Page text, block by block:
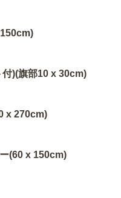
付)(旗部10 x 30cm)
x 270cm)
(60 x 150cm)